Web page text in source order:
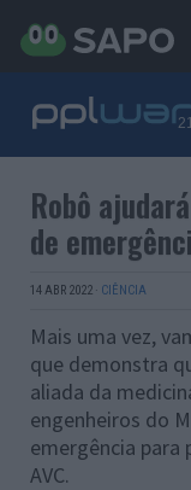
Robô
de
14 ABR 2022 · CIÊNCIA
Mais uma vez,
que demonstra
aliada da
engenheiros do
emergência
AVC.